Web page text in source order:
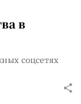
в
соцсетях